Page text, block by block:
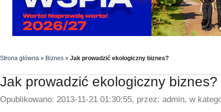
Strona główna » Biznes » Jak prowadzić ekologiczny biznes?
Jak prowadzić ekologiczny biznes?
Opublikowano: 2013-11-21 01:30:55, przez: admin, w